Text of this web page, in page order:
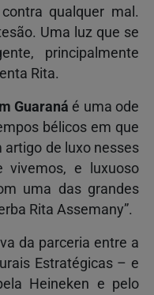
qualquer mal.
Uma luz que se
principalmente
Rita.
Guaraná é uma ode
bélicos em que
artigo de luxo nesses
vivemos, e luxuoso
uma das grandes
Rita Assemany”.
da parceria entre a
Estratégicas – e
Heineken e pelo